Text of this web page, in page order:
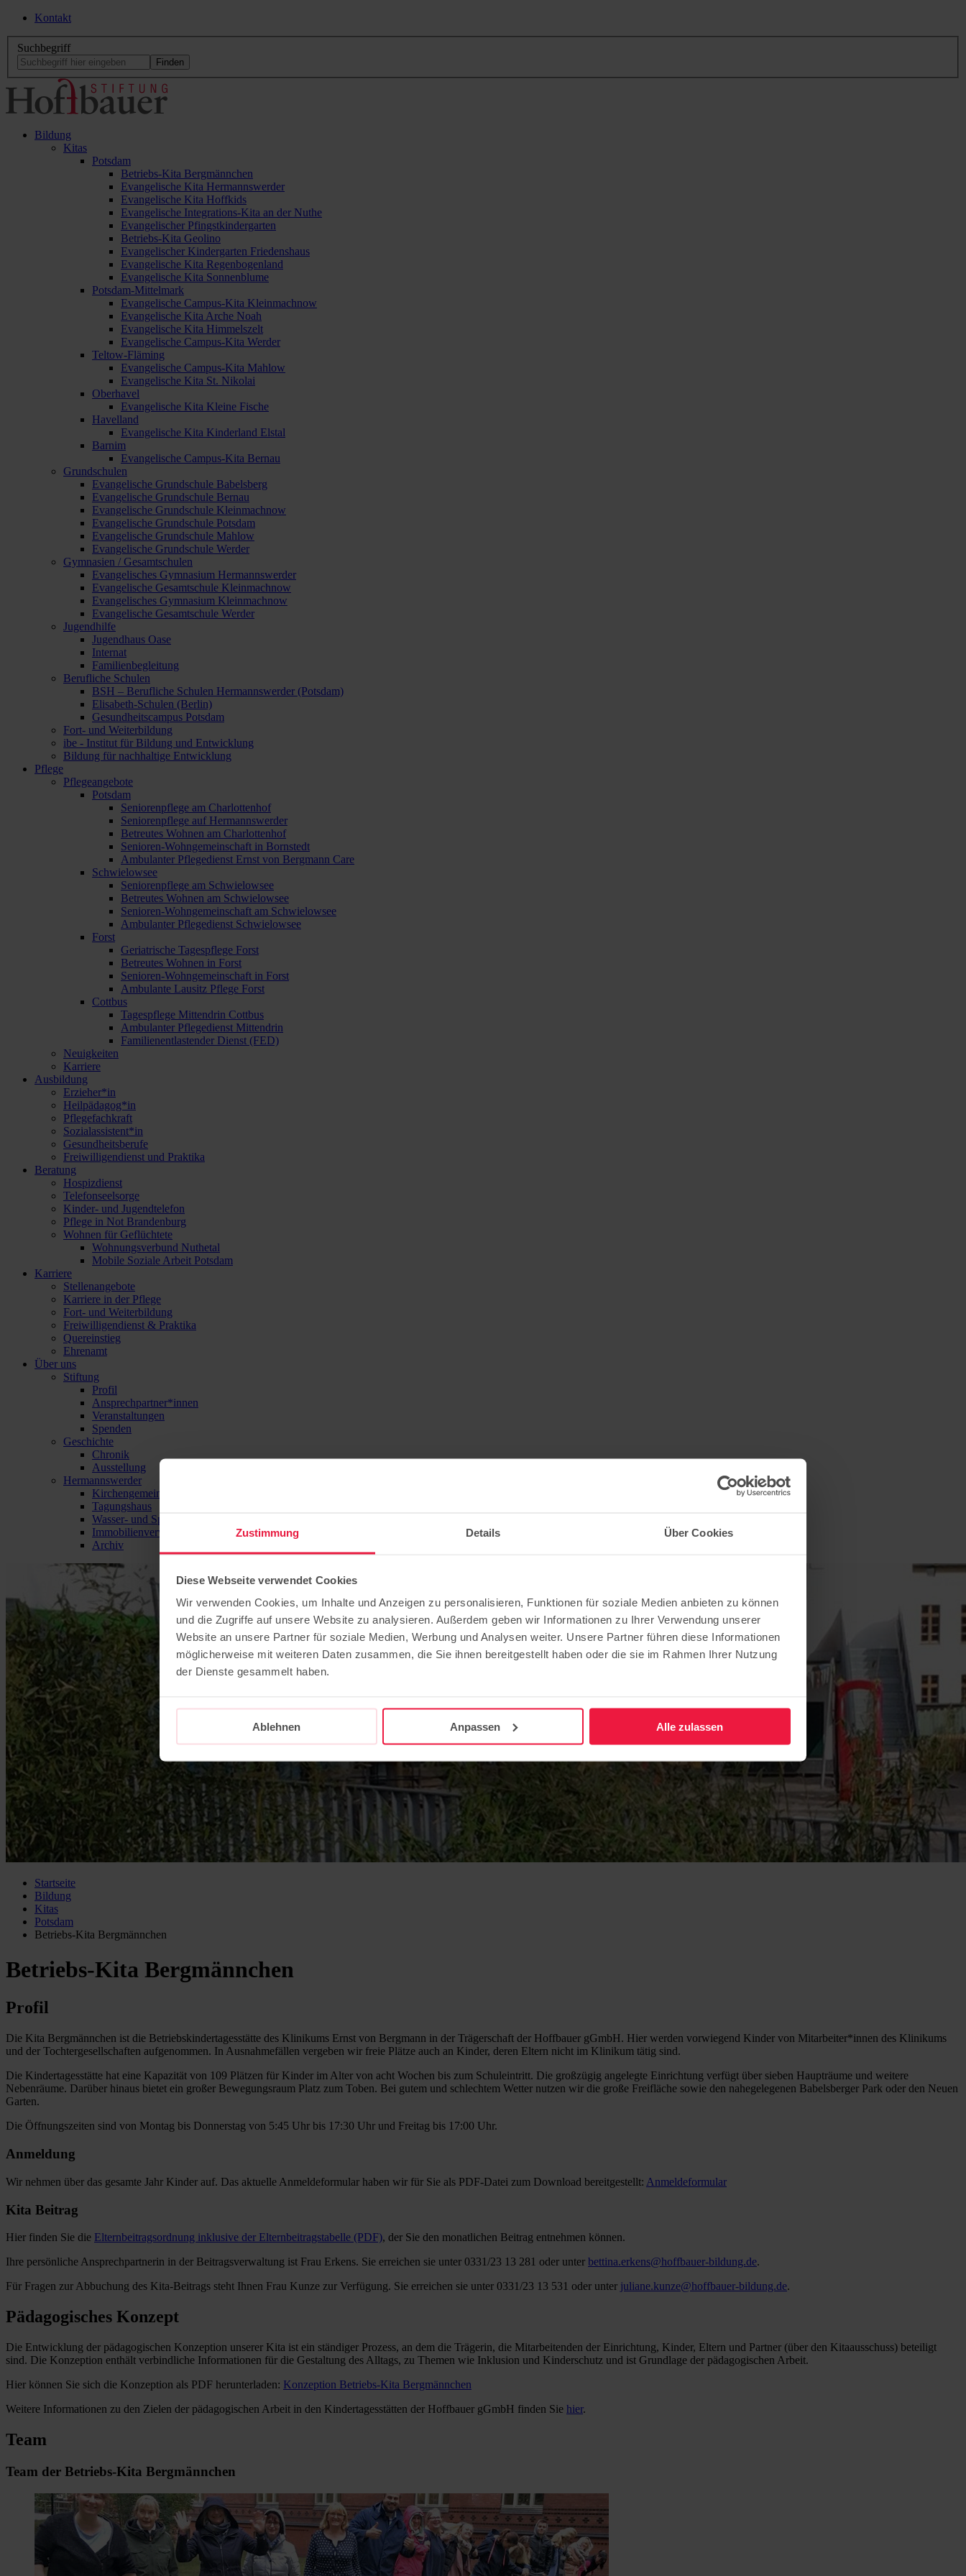
Zustimmung Details Über Cookies
Diese Webseite verwendet Cookies
Wir verwenden Cookies, um Inhalte und Anzeigen zu personalisieren, Funktionen für soziale Medien anbieten zu können
und die Zugriffe auf unsere Website zu analysieren. Außerdem geben wir Informationen zu Ihrer Verwendung unserer
Website an unsere Partner für soziale Medien, Werbung und Analysen weiter. Unsere Partner führen diese Informationen
möglicherweise mit weiteren Daten zusammen, die Sie ihnen bereitgestellt haben oder die sie im Rahmen Ihrer Nutzung
der Dienste gesammelt haben.
Ablehnen Anpassen Alle zulassen
Kontakt
Suchbegriff
Bildung
Kitas
Potsdam
Betriebs-Kita Bergmännchen
Evangelische Kita Hermannswerder
Evangelische Kita Hoffkids
Evangelische Integrations-Kita an der Nuthe
Evangelischer Pfingstkindergarten
Betriebs-Kita Geolino
Evangelischer Kindergarten Friedenshaus
Evangelische Kita Regenbogenland
Evangelische Kita Sonnenblume
Potsdam-Mittelmark
Evangelische Campus-Kita Kleinmachnow
Evangelische Kita Arche Noah
Evangelische Kita Himmelszelt
Evangelische Campus-Kita Werder
Teltow-Fläming
Evangelische Campus-Kita Mahlow
Evangelische Kita St. Nikolai
Oberhavel
Evangelische Kita Kleine Fische
Havelland
Evangelische Kita Kinderland Elstal
Barnim
Evangelische Campus-Kita Bernau
Grundschulen
Evangelische Grundschule Babelsberg
Evangelische Grundschule Bernau
Evangelische Grundschule Kleinmachnow
Evangelische Grundschule Potsdam
Evangelische Grundschule Mahlow
Evangelische Grundschule Werder
Gymnasien / Gesamtschulen
Evangelisches Gymnasium Hermannswerder
Evangelische Gesamtschule Kleinmachnow
Evangelisches Gymnasium Kleinmachnow
Evangelische Gesamtschule Werder
Jugendhilfe
Jugendhaus Oase
Internat
Familienbegleitung
Berufliche Schulen
BSH – Berufliche Schulen Hermannswerder (Potsdam)
Elisabeth-Schulen (Berlin)
Gesundheitscampus Potsdam
Fort- und Weiterbildung
ibe - Institut für Bildung und Entwicklung
Bildung für nachhaltige Entwicklung
Pflege
Pflegeangebote
Potsdam
Seniorenpflege am Charlottenhof
Seniorenpflege auf Hermannswerder
Betreutes Wohnen am Charlottenhof
Senioren-Wohngemeinschaft in Bornstedt
Ambulanter Pflegedienst Ernst von Bergmann Care
Schwielowsee
Seniorenpflege am Schwielowsee
Betreutes Wohnen am Schwielowsee
Senioren-Wohngemeinschaft am Schwielowsee
Ambulanter Pflegedienst Schwielowsee
Forst
Geriatrische Tagespflege Forst
Betreutes Wohnen in Forst
Senioren-Wohngemeinschaft in Forst
Ambulante Lausitz Pflege Forst
Cottbus
Tagespflege Mittendrin Cottbus
Ambulanter Pflegedienst Mittendrin
Familienentlastender Dienst (FED)
Neuigkeiten
Karriere
Ausbildung
Erzieher*in
Heilpädagog*in
Pflegefachkraft
Sozialassistent*in
Gesundheitsberufe
Freiwilligendienst und Praktika
Beratung
Hospizdienst
Telefonseelsorge
Kinder- und Jugendtelefon
Pflege in Not Brandenburg
Wohnen für Geflüchtete
Wohnungsverbund Nuthetal
Mobile Soziale Arbeit Potsdam
Karriere
Stellenangebote
Karriere in der Pflege
Fort- und Weiterbildung
Freiwilligendienst & Praktika
Quereinstieg
Ehrenamt
Über uns
Stiftung
Profil
Ansprechpartner*innen
Veranstaltungen
Spenden
Geschichte
Chronik
Ausstellung
Hermannswerder
Kirchengemeinde
Tagungshaus
Wasser- und Sport-Zentrum Hermannswerder
Immobilienverwaltung
Archiv
Startseite
Bildung
Kitas
Potsdam
Betriebs-Kita Bergmännchen
Betriebs-Kita Bergmännchen
Profil
Die Kita Bergmännchen ist die Betriebskindertagesstätte des Klinikums Ernst von Bergmann in der Trägerschaft der Hoffbauer gGmbH. Hier werden vorwiegend Kinder von Mitarbeiter*innen des Klinikums
und der Tochtergesellschaften aufgenommen. In Ausnahmefällen vergeben wir freie Plätze auch an Kinder, deren Eltern nicht im Klinikum tätig sind.
Die Kindertagesstätte hat eine Kapazität von 109 Plätzen für Kinder im Alter von acht Wochen bis zum Schuleintritt. Die großzügig angelegte Einrichtung verfügt über sieben Haupträume und weitere
Nebenräume. Darüber hinaus bietet ein großer Bewegungsraum Platz zum Toben. Bei gutem und schlechtem Wetter nutzen wir die große Freifläche sowie den nahegelegenen Babelsberger Park oder den Neuen
Garten.
Die Öffnungszeiten sind von Montag bis Donnerstag von 5:45 Uhr bis 17:30 Uhr und Freitag bis 17:00 Uhr.
Anmeldung
Wir nehmen über das gesamte Jahr Kinder auf. Das aktuelle Anmeldeformular haben wir für Sie als PDF-Datei zum Download bereitgestellt: Anmeldeformular
Kita Beitrag
Hier finden Sie die Elternbeitragsordnung inklusive der Elternbeitragstabelle (PDF), der Sie den monatlichen Beitrag entnehmen können.
Ihre persönliche Ansprechpartnerin in der Beitragsverwaltung ist Frau Erkens. Sie erreichen sie unter 0331/23 13 281 oder unter bettina.erkens@hoffbauer-bildung.de.
Für Fragen zur Abbuchung des Kita-Beitrags steht Ihnen Frau Kunze zur Verfügung. Sie erreichen sie unter 0331/23 13 531 oder unter juliane.kunze@hoffbauer-bildung.de.
Pädagogisches Konzept
Die Entwicklung der pädagogischen Konzeption unserer Kita ist ein ständiger Prozess, an dem die Trägerin, die Mitarbeitenden der Einrichtung, Kinder, Eltern und Partner (über den Kitaausschuss) beteiligt
sind. Die Konzeption enthält verbindliche Informationen für die Gestaltung des Alltags, zu Themen wie Inklusion und Kinderschutz und ist Grundlage der pädagogischen Arbeit.
Hier können Sie sich die Konzeption als PDF herunterladen: Konzeption Betriebs-Kita Bergmännchen
Weitere Informationen zu den Zielen der pädagogischen Arbeit in den Kindertagesstätten der Hoffbauer gGmbH finden Sie hier.
Team
Team der Betriebs-Kita Bergmännchen